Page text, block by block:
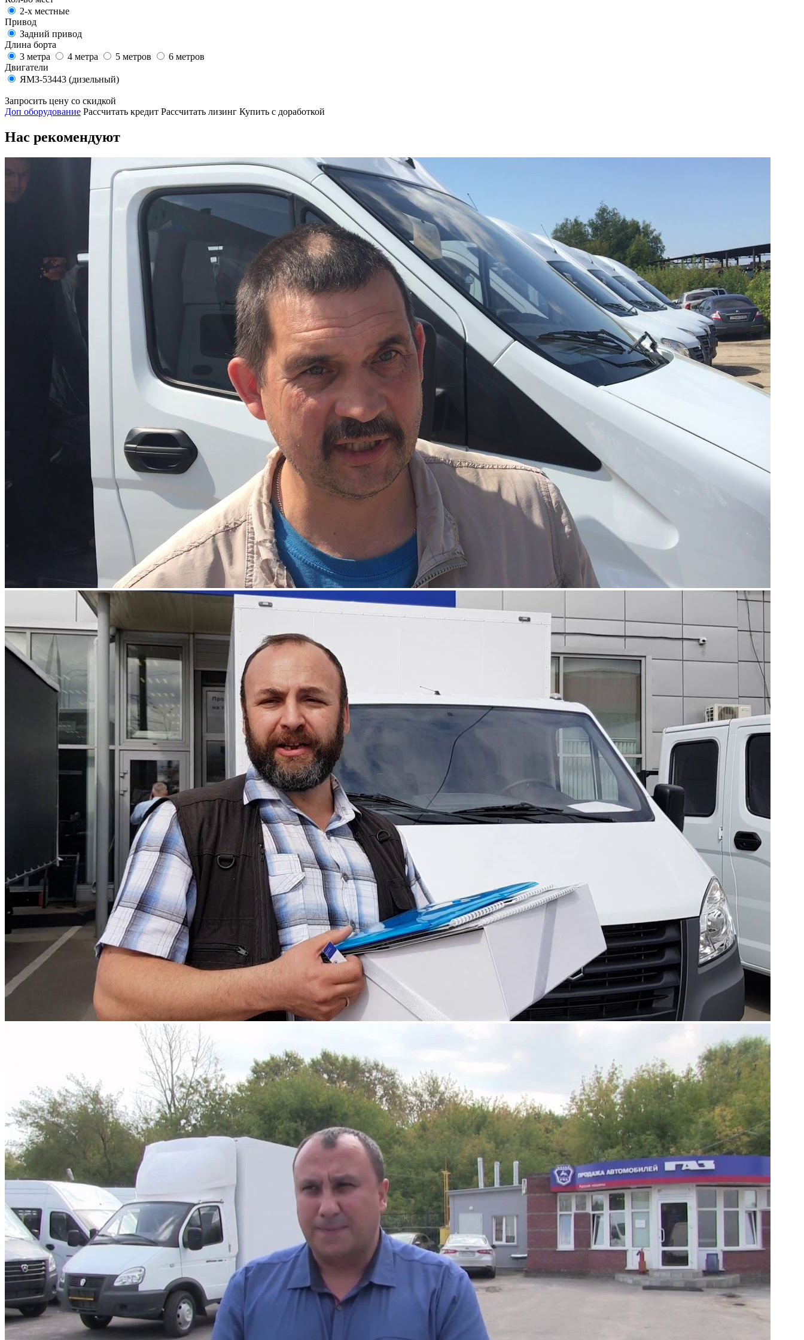
2-х местные
Привод
Задний привод
Длина борта
3 метра
4 метра 5 метров
6 метров
Двигатели
ЯМЗ-53443 (дизельный)
Запросить цену со скидкой
Доп оборудование Рассчитать кредит Рассчитать лизинг Купить с доработкой
Нас рекомендуют